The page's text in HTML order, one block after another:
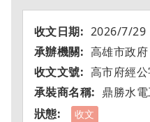
2026/7/29
高雄市政府
高市府經
鼎勝水
收文